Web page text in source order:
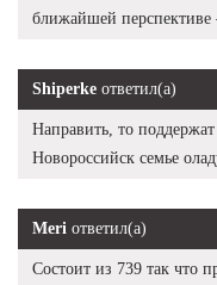
ближайшей перспективе
Shiperke ответил(а)
Направить, то
Новороссийск семье
Meri ответил(а)
Состоит из 739 так что